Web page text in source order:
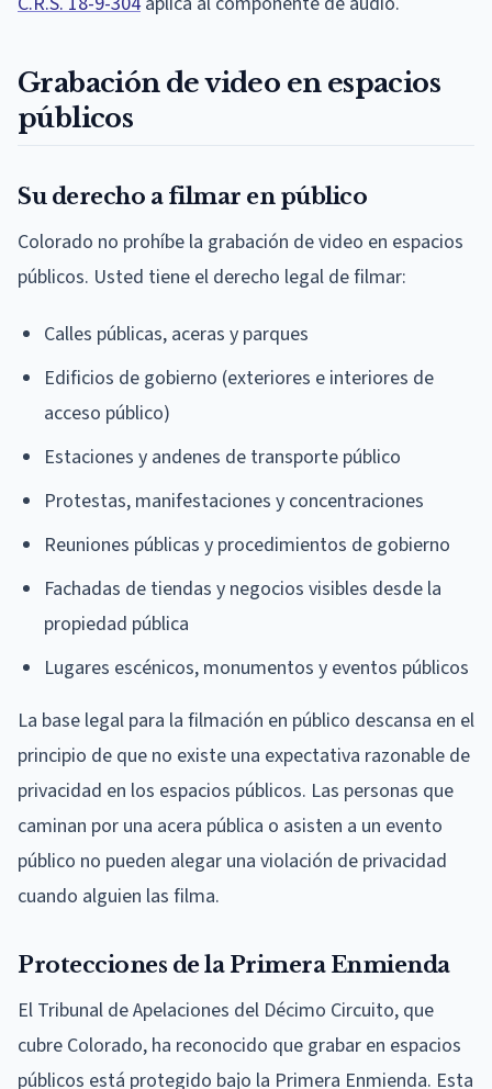
Grabación de video en espacios
públicos
Su derecho a filmar en público
Colorado no prohíbe la grabación de video en espacios
públicos. Usted tiene el derecho legal de filmar:
Calles públicas, aceras y parques
Edificios de gobierno (exteriores e interiores de
acceso público)
Estaciones y andenes de transporte público
Protestas, manifestaciones y concentraciones
Reuniones públicas y procedimientos de gobierno
Fachadas de tiendas y negocios visibles desde la
propiedad pública
Lugares escénicos, monumentos y eventos públicos
La base legal para la filmación en público descansa en el
principio de que no existe una expectativa razonable de
privacidad en los espacios públicos. Las personas que
caminan por una acera pública o asisten a un evento
público no pueden alegar una violación de privacidad
cuando alguien las filma.
Protecciones de la Primera Enmienda
El Tribunal de Apelaciones del Décimo Circuito, que
cubre Colorado, ha reconocido que grabar en espacios
públicos está protegido bajo la Primera Enmienda. Esta